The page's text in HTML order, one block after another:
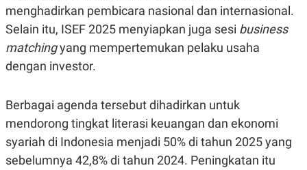
menghadirkan pembicara nasional dan internasional.
Selain itu, ISEF 2025 menyiapkan juga sesi business
matchingyang mempertemukan pelaku usaha
dengan investor.
Berbagai agenda tersebut dihadirkan untuk
mendorong tingkat literasi keuangan dan ekonomi
syariah di Indonesia menjadi 50% di tahun 2025 yang
sebelumnya 42,8% di tahun 2024. Peningkatan itu